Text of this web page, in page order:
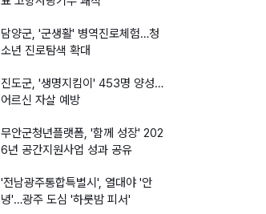
담양군, '군생활' 병역진로체험…청
소년 진로탐색 확대
진도군, '생명지킴이' 453명 양성…
어르신 자살 예방
무안군청년플랫폼, '함께 성장' 202
6년 공간지원사업 성과 공유
'전남광주통합특별시', 열대야 '안
녕'…광주 도심 '하룻밤 피서'